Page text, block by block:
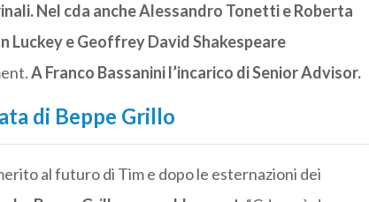
Nel cda anche Alessandro Tonetti e Roberta
Luckey e Geoffrey David Shakespeare
A Franco Bassanini l’incarico di Senior Advisor.
di Beppe Grillo
al futuro di Tim e dopo le esternazioni dei